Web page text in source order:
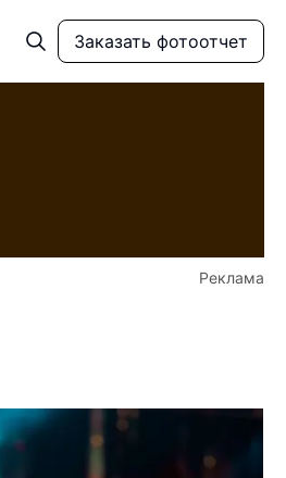
Заказать фотоотчет
Реклама